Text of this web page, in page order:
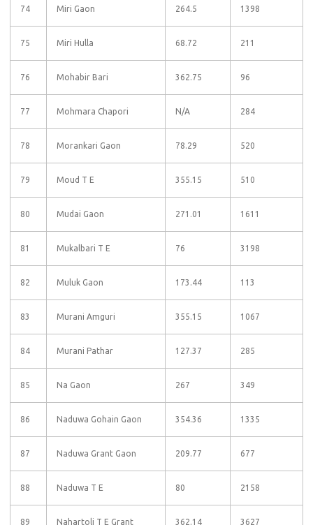
74 Miri Gaon 264.5 1398
75 Miri Hulla 68.72 211
76 Mohabir Bari 362.75 96
77 Mohmara Chapori N/A 284
78 Morankari Gaon 78.29 520
79 Moud T E 355.15 510
80 Mudai Gaon 271.01 1611
81 Mukalbari T E 76 3198
82 Muluk Gaon 173.44 113
83 Murani Amguri 355.15 1067
84 Murani Pathar 127.37 285
85 Na Gaon 267 349
86 Naduwa Gohain Gaon 354.36 1335
87 Naduwa Grant Gaon 209.77 677
88 Naduwa T E 80 2158
89 Nahartoli T E Grant 362.14 3627